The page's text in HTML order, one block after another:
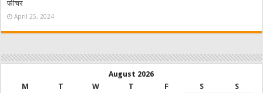
फीचर
April 25, 2024
August 2026
M
T W T F S S